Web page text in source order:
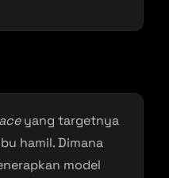
yang targetnya
hamil. Dimana
model